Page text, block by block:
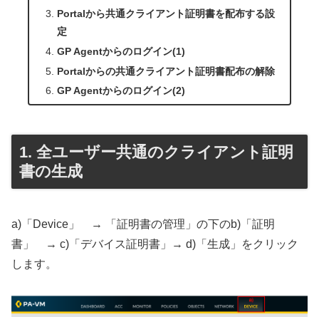
Portalから共通クライアント証明書を配布する設
定
GP Agentからのログイン(1)
Portalからの共通クライアント証明書配布の解除
GP Agentからのログイン(2)
全ユーザー共通のクライアント証明
書の生成
a)「Device」 → 「証明書の管理」の下のb)「証明
書」 → c)「デバイス証明書」→ d)「生成」をクリック
します。